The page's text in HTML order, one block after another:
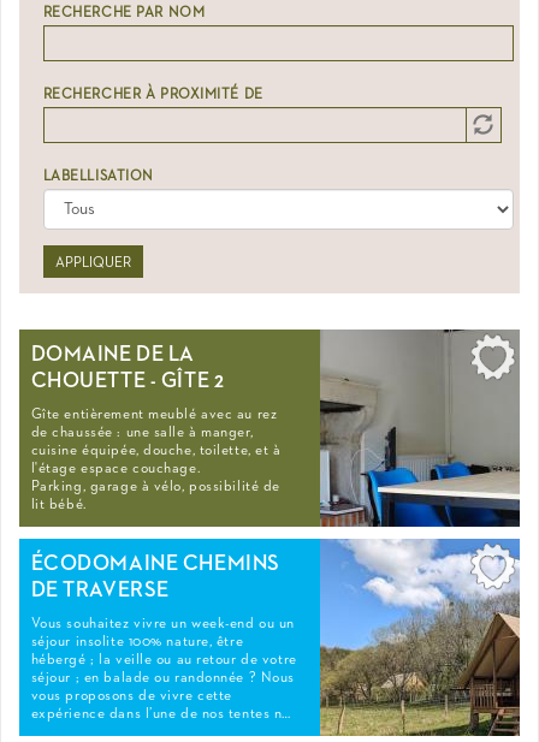
RECHERCHE PAR NOM
RECHERCHER À PROXIMITÉ DE
LABELLISATION
APPLIQUER
DOMAINE DE LA
CHOUETTE - GÎTE 2
Gîte entièrement meublé avec au rez
de chaussée : une salle à manger,
cuisine équipée, douche, toilette, et à
l'étage espace couchage.
Parking, garage à vélo, possibilité de
lit bébé.
ÉCODOMAINE CHEMINS
DE TRAVERSE
Vous souhaitez vivre un week-end ou un
séjour insolite 100% nature, être
hébergé ; la veille ou au retour de votre
séjour ; en balade ou randonnée ? Nous
vous proposons de vivre cette
expérience dans l’une de nos tentes n…